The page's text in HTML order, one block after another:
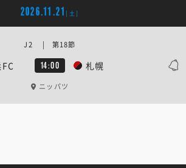
2026.11.21 [土]
14:00 札幌
J2 | 第18節
ニッパツ